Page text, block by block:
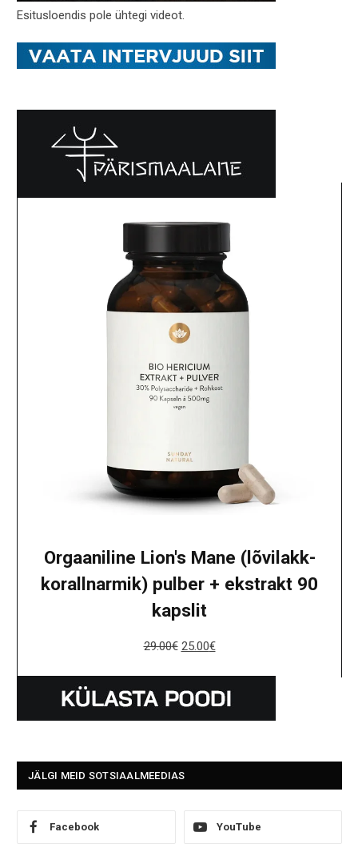
Esitusloendis pole ühtegi videot.
Orgaaniline Lion's Mane (lõvilakk-
korallnarmik) pulber + ekstrakt 90
kapslit
29.00€ 25.00€
JÄLGI MEID SOTSIAALMEEDIAS
Facebook YouTube